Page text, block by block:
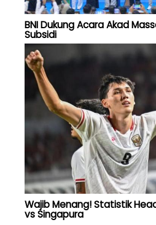
BNI Dukung Acara Akad
Subsidi
Wajib Menang! Statistik
vs Singapura